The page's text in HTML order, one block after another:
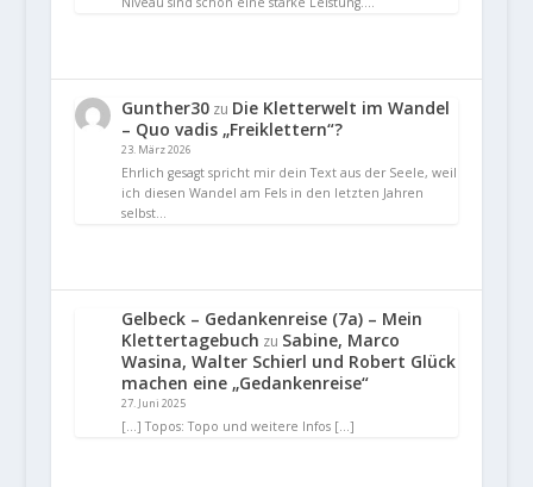
Gunther30zu Die Kletterwelt im Wandel
– Quo vadis „Freiklettern“?
23. März 2026
Ehrlich gesagt spricht mir dein Text aus der Seele, weil
ich diesen Wandel am Fels in den letzten Jahren
selbst…
Gelbeck – Gedankenreise (7a) – Mein
Klettertagebuch zu Sabine, Marco
Wasina, Walter Schierl und Robert Glück
machen eine „Gedankenreise“
27. Juni 2025
[…] Topos: Topo und weitere Infos […]